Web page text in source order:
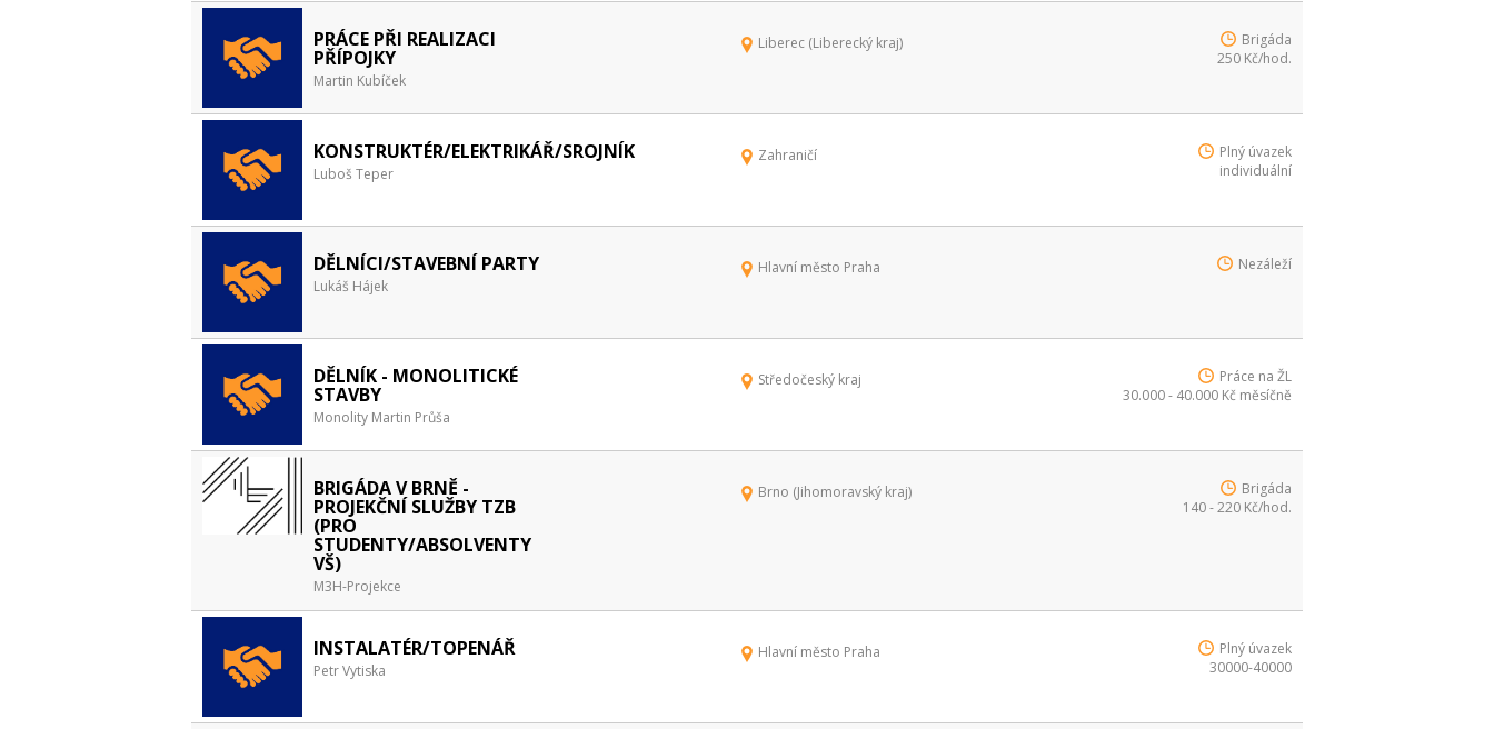
PRÁCE PŘI REALIZACI
PŘÍPOJKY
Martin Kubíček
Liberec (Liberecký kraj)
Brigáda
250 Kč/hod.
KONSTRUKTÉR/ELEKTRIKÁŘ/SROJNÍK
Luboš Teper
Zahraničí
Plný úvazek
individuální
DĚLNÍCI/STAVEBNÍ PARTY
Lukáš Hájek
Hlavní město Praha Nezáleží
DĚLNÍK - MONOLITICKÉ
STAVBY
Monolity Martin Průša
Středočeský kraj
Práce na ŽL
30.000 - 40.000 Kč měsíčně
BRIGÁDA V BRNĚ -
PROJEKČNÍ SLUŽBY TZB
(PRO
STUDENTY/ABSOLVENTY
VŠ)
M3H-Projekce
Brno (Jihomoravský kraj)
Brigáda
140 - 220 Kč/hod.
INSTALATÉR/TOPENÁŘ
Petr Vytiska
Hlavní město Praha
Plný úvazek
30000-40000